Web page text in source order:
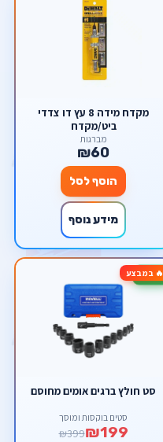
מקדח מידה 8 עץ דו צדדי
ביט/מקדח
מברגות
₪60
הוסף לסל
מידע נוסף
🔥 במבצע-50%
סט חולץ ברגים אומים מחוסם
סטים בוקסות ומוסך
₪199
₪399